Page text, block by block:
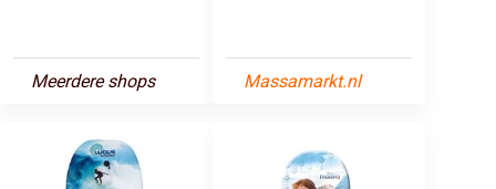
Meerdere shops Massamarkt.nl